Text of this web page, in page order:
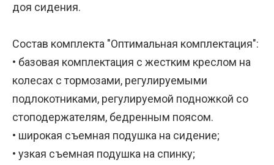
доя сидения.
Состав комплекта "Оптимальная комплектация":
• базовая комплектация с жестким креслом на
колесах с тормозами, регулируемыми
подлокотниками, регулируемой подножкой со
стоподержателям, бедренным поясом.
• широкая съемная подушка на сидение;
• узкая съемная подушка на спинку;